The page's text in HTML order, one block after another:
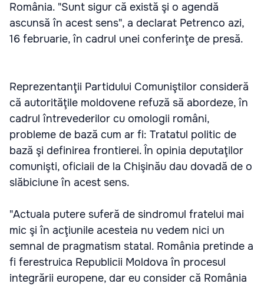
România. "Sunt sigur că există şi o agendă
ascunsă în acest sens", a declarat Petrenco azi,
16 februarie, în cadrul unei conferinţe de presă.
Reprezentanţii Partidului Comuniştilor consideră
că autorităţile moldovene refuză să abordeze, în
cadrul întrevederilor cu omologii români,
probleme de bază cum ar fi: Tratatul politic de
bază şi definirea frontierei. În opinia deputaţilor
comunişti, oficiaii de la Chişinău dau dovadă de o
slăbiciune în acest sens.
"Actuala putere suferă de sindromul fratelui mai
mic şi în acţiunile acesteia nu vedem nici un
semnal de pragmatism statal. România pretinde a
fi ferestruica Republicii Moldova în procesul
integrării europene, dar eu consider că România